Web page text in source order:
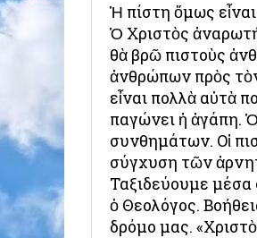
Ἡ πίστη ὅμως
Ὁ Χριστὸς
θὰ βρῶ πιστοὺς
ἀνθρώπων πρὸς
εἶναι πολλὰ αὐτὰ
παγώνει ἡ ἀγάπη.
συνθημάτων. Οἱ
σύγχυση τῶν
Ταξιδεύουμε μέσα
ὁ Θεολόγος.
δρόμο μας.